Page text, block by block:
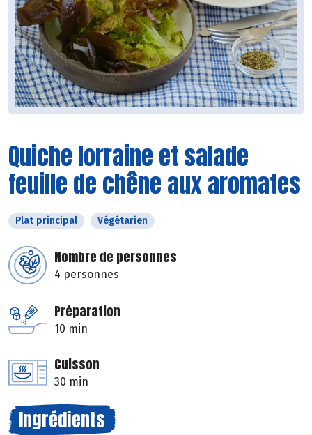
Quiche lorraine et salade
feuille de chêne aux aromates
Plat principal Végétarien
Nombre de personnes
4 personnes
Préparation
10 min
Cuisson
30 min
Ingrédients